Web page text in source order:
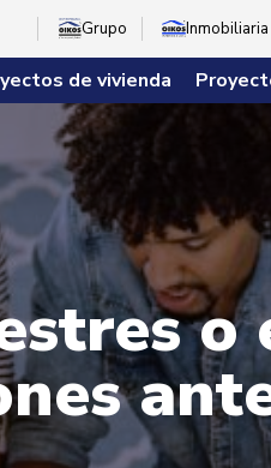
Grupo Inmobiliaria
de vivienda
o